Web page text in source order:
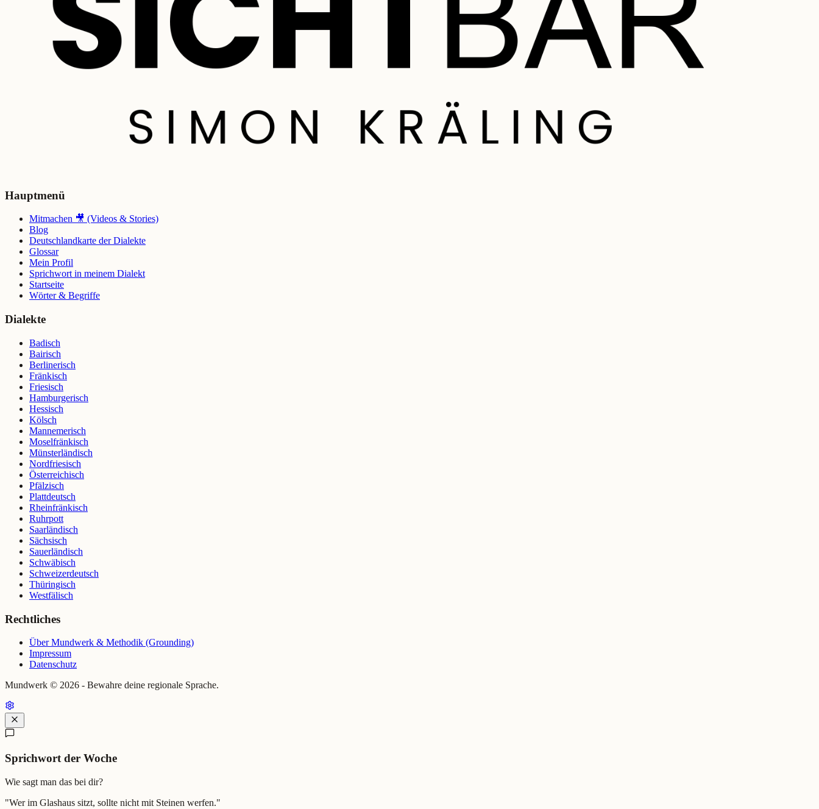
Hauptmenü
Mitmachen 🎥 (Videos & Stories)
Blog
Deutschlandkarte der Dialekte
Glossar
Mein Profil
Sprichwort in meinem Dialekt
Startseite
Wörter & Begriffe
Dialekte
Badisch
Bairisch
Berlinerisch
Fränkisch
Friesisch
Hamburgerisch
Hessisch
Kölsch
Mannemerisch
Moselfränkisch
Münsterländisch
Nordfriesisch
Österreichisch
Pfälzisch
Plattdeutsch
Rheinfränkisch
Ruhrpott
Saarländisch
Sächsisch
Sauerländisch
Schwäbisch
Schweizerdeutsch
Thüringisch
Westfälisch
Rechtliches
Über Mundwerk & Methodik (Grounding)
Impressum
Datenschutz
Mundwerk © 2026 - Bewahre deine regionale Sprache.
Sprichwort der Woche
Wie sagt man das bei dir?
"Wer im Glashaus sitzt, sollte nicht mit Steinen werfen."